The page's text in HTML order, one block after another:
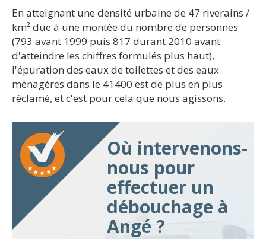
En atteignant une densité urbaine de 47 riverains /
km² due à une montée du nombre de personnes
(793 avant 1999 puis 817 durant 2010 avant
d'atteindre les chiffres formulés plus haut),
l'épuration des eaux de toilettes et des eaux
ménagères dans le 41400 est de plus en plus
réclamé, et c'est pour cela que nous agissons.
Où intervenons-
nous pour
effectuer un
débouchage à
Angé ?